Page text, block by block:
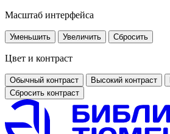
Масштаб интерфейса
Уменьшить Увеличить Сбросить
Цвет и контраст
Обычный контраст Высокий контраст
Сбросить контраст